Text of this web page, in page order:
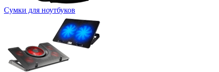
Сумки для ноутбуков